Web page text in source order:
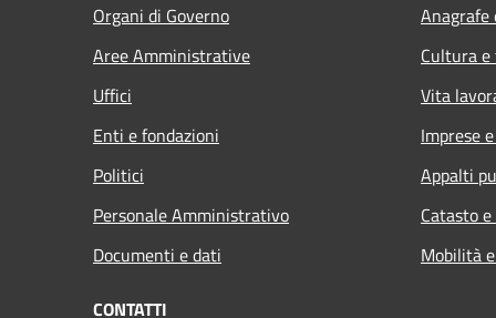
Organi di Governo
Aree Amministrative
Uffici
Enti e fondazioni
Politici
Personale Amministrativo
Documenti e dati
Cultura
Vita
Imprese
Appalti
Catasto
Mobilità
CONTATTI